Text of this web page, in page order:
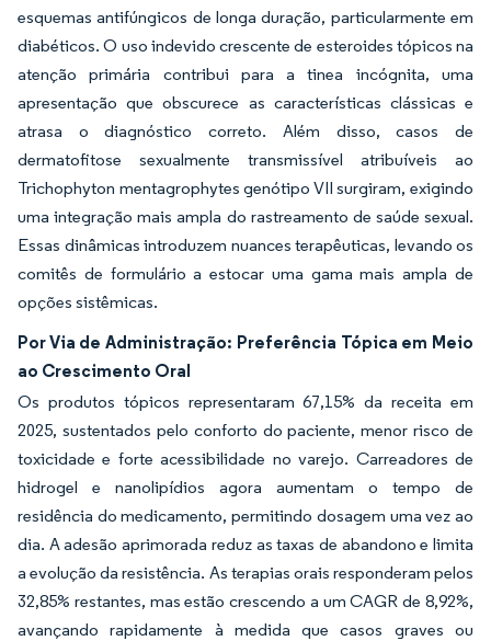
esquemas antifúngicos de longa duração, particularmente em
diabéticos. O uso indevido crescente de esteroides tópicos na
atenção primária contribui para a tinea incógnita, uma
apresentação que obscurece as características clássicas e
atrasa o diagnóstico correto. Além disso, casos de
dermatofitose sexualmente transmissível atribuíveis ao
Trichophyton mentagrophytes genótipo VII surgiram, exigindo
uma integração mais ampla do rastreamento de saúde sexual.
Essas dinâmicas introduzem nuances terapêuticas, levando os
comitês de formulário a estocar uma gama mais ampla de
opções sistêmicas.
Por Via de Administração: Preferência Tópica em Meio
ao Crescimento Oral
Os produtos tópicos representaram 67,15% da receita em
2025, sustentados pelo conforto do paciente, menor risco de
toxicidade e forte acessibilidade no varejo. Carreadores de
hidrogel e nanolipídios agora aumentam o tempo de
residência do medicamento, permitindo dosagem uma vez ao
dia. A adesão aprimorada reduz as taxas de abandono e limita
a evolução da resistência. As terapias orais responderam pelos
32,85% restantes, mas estão crescendo a um CAGR de 8,92%,
avançando rapidamente à medida que casos graves ou